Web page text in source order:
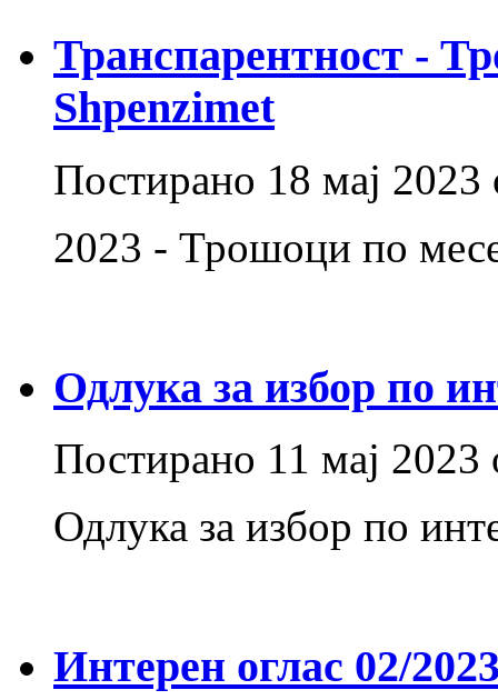
Транспарентност -
Shpenzimet
Постирано 18 мај 2023
2023 - Трошоци по
Одлука за избор по
Постирано 11 мај 2023
Одлука за избор по
Интерен оглас 02/